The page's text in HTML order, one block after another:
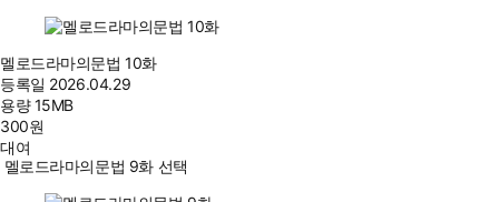
멜로드라마의문법 10화
등록일 2026.04.29
용량15MB
300원
대여
멜로드라마의문법 9화 선택